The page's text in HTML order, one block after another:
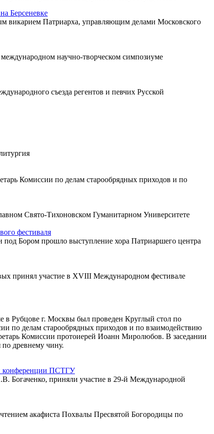
Берсеневке
викарием Патриарха, управляющим делами Московского
научно-творческом симпозиуме
съезда регентов и певчих Русской
Комиссии по делам старообрядных приходов и по
Свято-Тихоновском Гуманитарном Университете
фестиваля
под Бором прошло выступление хора Патриаршего центра
принял участие в XVIII Международном фестивале
в Рубцове г. Москвы был проведен Круглый стол по
по делам старообрядных приходов и по взаимодействию
Комиссии протоиерей Иоанн Миролюбов. В заседании
древнему чину.
конференции ПСТГУ
Богаченко, приняли участие в 29-й Международной
акафиста Похвалы Пресвятой Богородицы по